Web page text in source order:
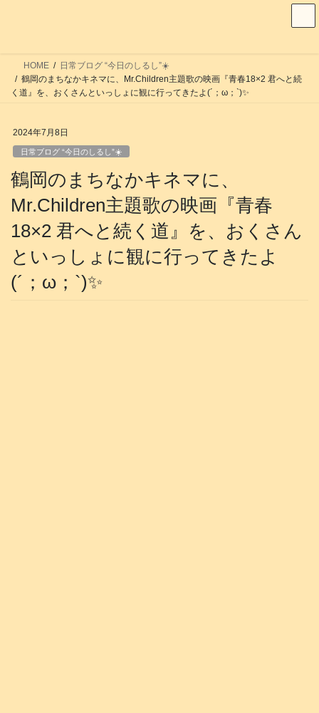
HOME
日常ブログ “今日のしるし”☀️
鶴岡のまちなかキネマに、Mr.Children主題歌の映画『青春18×2 君へと続
く道』を、おくさんといっしょに観に行ってきたよ(´；ω；`)✨
2024年7月8日
日常ブログ “今日のしるし”☀️
鶴岡のまちなかキネマに、
Mr.Children主題歌の映画『青春
18×2 君へと続く道』を、おくさん
といっしょに観に行ってきたよ
(´；ω；`)✨